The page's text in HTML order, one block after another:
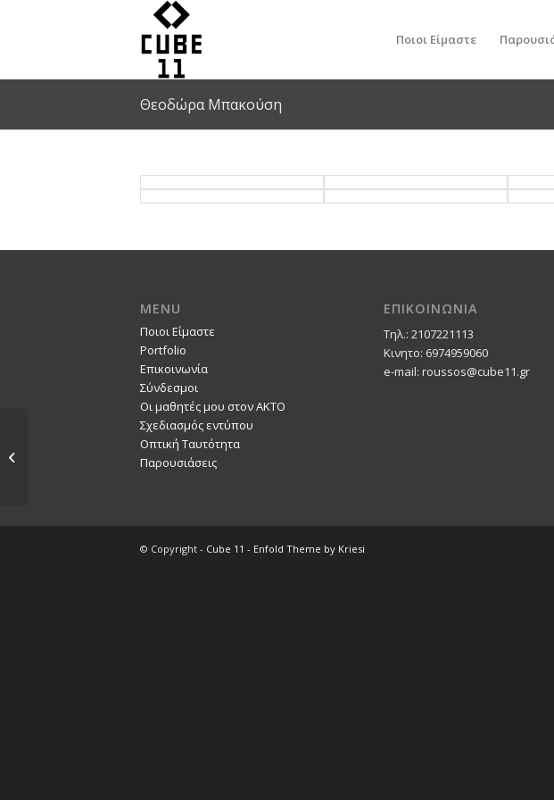
Ποιοι Είμαστε
Θεοδώρα Μπακούση
MENU
Ποιοι Είμαστε
Portfolio
Επικοινωνία
Σύνδεσμοι
Οι μαθητές μου στον ΑΚΤΟ
Σχεδιασμός εντύπου
Οπτική Ταυτότητα
Παρουσιάσεις
ΕΠΙΚΟΙΝΩΝΙΑ
Τηλ.: 2107221113
Κινητο: 6974959060
e-mail: roussos@cube11.gr
© Copyright - Cube 11 - Enfold Theme by Kriesi